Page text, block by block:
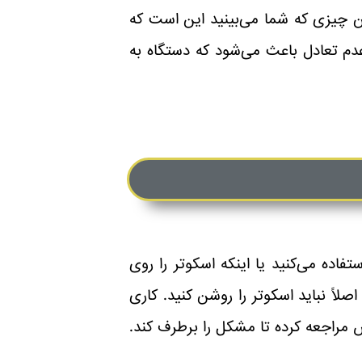
چیزی که شما می‌بینید این است که
تعادل باعث می‌شود که دستگاه به
می‌کنید یا اینکه اسکوتر را روی
نباید اسکوتر را روشن کنید. کاری
کرده تا مشکل را برطرف کند.